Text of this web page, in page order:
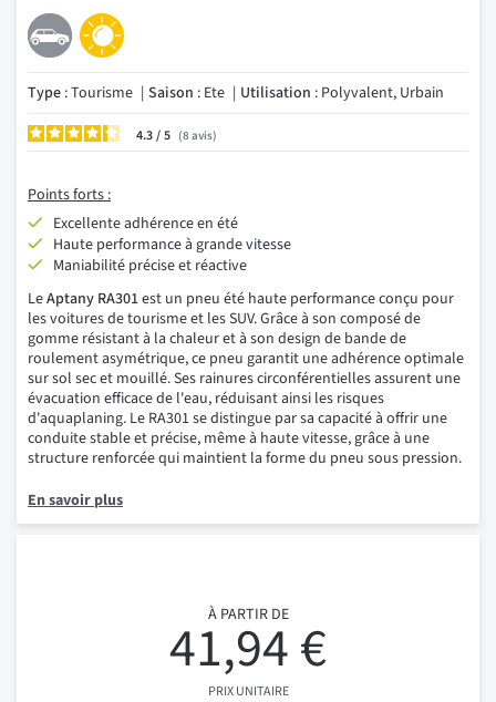
Type : Tourisme Saison : Ete Utilisation : Polyvalent, Urbain
4.3/ 8 avis
Points forts :
Excellente adhérence en été
Haute performance à grande vitesse
Maniabilité précise et réactive
LeAptany RA301est un pneu été haute performance conçu pour
les voitures de tourisme et les SUV. Grâce à son composé de
gomme résistant à la chaleur et à son design de bande de
roulement asymétrique, ce pneu garantit une adhérence optimale
sur sol sec et mouillé. Ses rainures circonférentielles assurent une
évacuation efficace de l'eau, réduisant ainsi les risques
d'aquaplaning. Le RA301 se distingue par sa capacité à offrir une
conduite stable et précise, même à haute vitesse, grâce à une
structure renforcée qui maintient la forme du pneu sous pression.
En savoir plus
À PARTIR DE
41,94 €
PRIX UNITAIRE